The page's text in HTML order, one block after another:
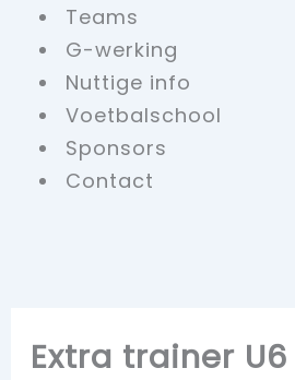
Teams
G-werking
Nuttige info
Voetbalschool
Sponsors
Contact
Extra trainer U6